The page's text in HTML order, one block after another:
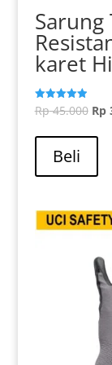
Sarung
karet
Dinilai
5.00
Rp45.000 Rp
Beli
di